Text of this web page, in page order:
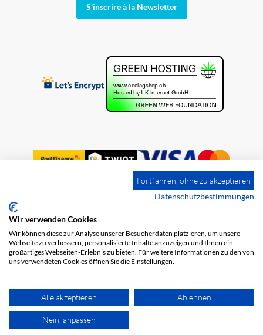
S'inscrire à la Newsletter
Impression
Protection des données
© 2026 COOL AG. Tous les droits sont réservés.
powered by polynorm
Fortfahren, ohne zu akzeptieren
Datenschutzbestimmungen
Wir verwenden Cookies
Wir können diese zur Analyse unserer Besucherdaten platzieren, um unsere
Webseite zu verbessern, personalisierte Inhalte anzuzeigen und Ihnen ein
großartiges Webseiten-Erlebnis zu bieten. Für weitere Informationen zu den von
uns verwendeten Cookies öffnen Sie die Einstellungen.
Alle akzeptieren Ablehnen
Nein, anpassen